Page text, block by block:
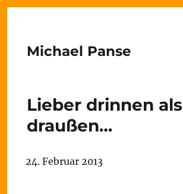
Michael Panse
Lieber drinnen als
draußen…
24. Februar 2013